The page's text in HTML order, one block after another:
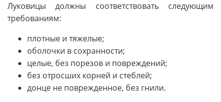
Луковицы должны соответствовать следующим
требованиям:
плотные и тяжелые;
оболочки в сохранности;
целые, без порезов и повреждений;
без отросших корней и стеблей;
донце не поврежденное, без гнили.